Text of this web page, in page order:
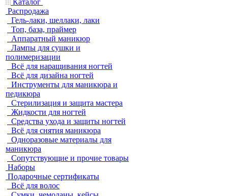
Каталог
Распродажа
Гель-лаки, шеллаки, лаки
Топ, база, праймер
Аппаратный маникюр
Лампы для сушки и
полимеризации
Всё для наращивания ногтей
Всё для дизайна ногтей
Инструменты для маникюра и
педикюра
Стерилизация и защита мастера
Жидкости для ногтей
Средства ухода и защиты ногтей
Всё для снятия маникюра
Одноразовые материалы для
маникюра
Сопутствующие и прочие товары
Наборы
Подарочные сертификаты
Всё для волос